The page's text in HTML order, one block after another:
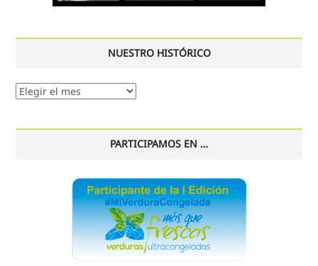
NUESTRO HISTÓRICO
Nuestro
PARTICIPAMOS EN …